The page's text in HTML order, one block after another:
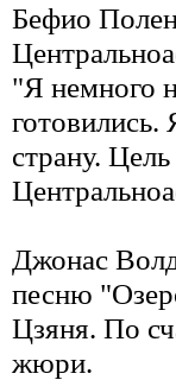
Бефио
"Я немного
страну.
Джонас
песню
Цзяня. По
жюри.